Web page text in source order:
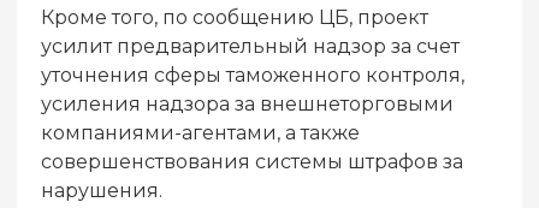
Кроме того, по сообщению ЦБ, проект
усилит предварительный надзор за счет
уточнения сферы таможенного контроля,
усиления надзора за внешнеторговыми
компаниями-агентами, а также
совершенствования системы штрафов за
нарушения.